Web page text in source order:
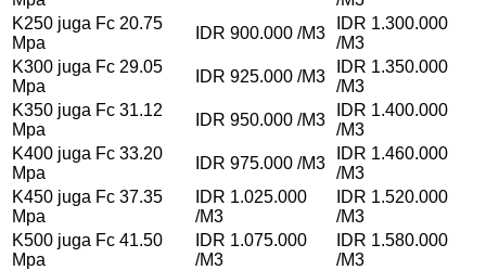
K250 juga Fc 20.75
Mpa
IDR 900.000 /M3
IDR 1.300.000
/M3
K300 juga Fc 29.05
Mpa
IDR 925.000 /M3
IDR 1.350.000
/M3
K350 juga Fc 31.12
Mpa
IDR 950.000 /M3
IDR 1.400.000
/M3
K400 juga Fc 33.20
Mpa
IDR 975.000 /M3
IDR 1.460.000
/M3
K450 juga Fc 37.35
Mpa
IDR 1.025.000
/M3
IDR 1.520.000
/M3
K500 juga Fc 41.50
Mpa
IDR 1.075.000
/M3
IDR 1.580.000
/M3